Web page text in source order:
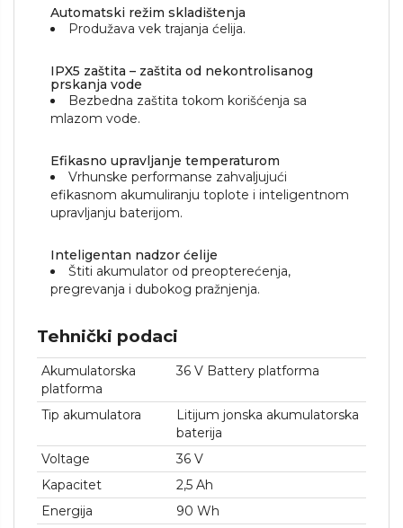
Automatski režim skladištenja
Produžava vek trajanja ćelija.
IPX5 zaštita – zaštita od nekontrolisanog
prskanja vode
Bezbedna zaštita tokom korišćenja sa
mlazom vode.
Efikasno upravljanje temperaturom
Vrhunske performanse zahvaljujući
efikasnom akumuliranju toplote i inteligentnom
upravljanju baterijom.
Inteligentan nadzor ćelije
Štiti akumulator od preopterećenja,
pregrevanja i dubokog pražnjenja.
Tehnički podaci
Akumulatorska
platforma
36 V Battery platforma
Tip akumulatora
Litijum jonska akumulatorska
baterija
Voltage
36 V
Kapacitet
2,5 Ah
Energija
90 Wh